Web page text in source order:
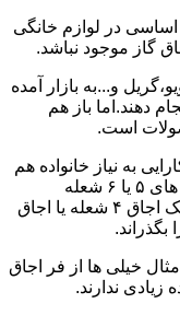
اساسی در لوازم خانگی
گاز موجود نباشد.
و...به بازار آمده
دهند.اما باز هم
است.
به نیاز خانواده هم
توجه کرد.برای خانواده های پرجمعیت اجاق های ۵ یا ۶ شعله
مناسب است اما یک خانواده کم جمعیت با یک اجاق ۴ شعله یا اجاق
خیلی ها از فر اجاق
زیادی ندارند.